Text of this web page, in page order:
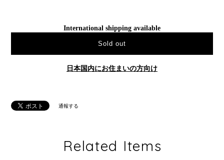
International shipping available
Sold out
日本国内にお住まいの方向け
通報する
Related Items